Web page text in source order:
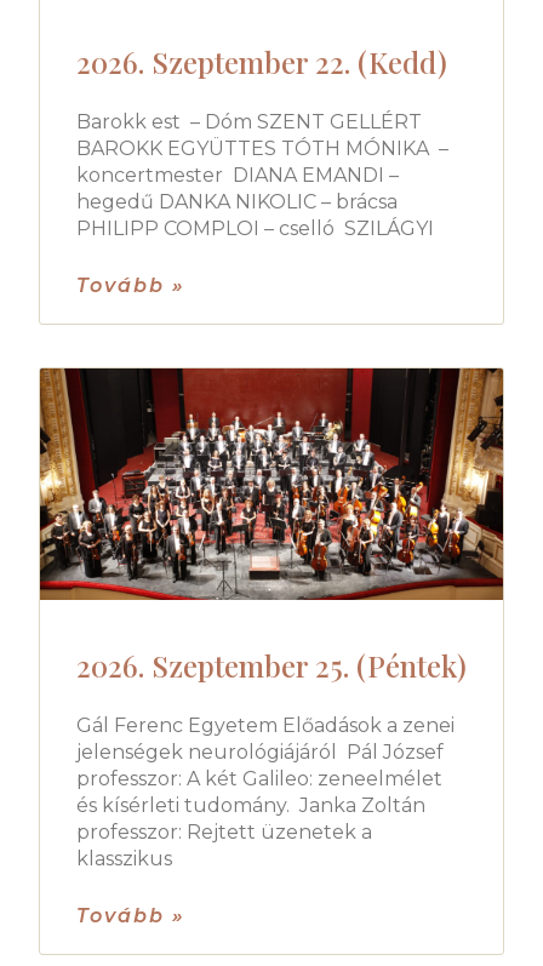
2026. Szeptember 22. (Kedd)
Barokk est – Dóm SZENT GELLÉRT
BAROKK EGYÜTTES TÓTH MÓNIKA –
koncertmester DIANA EMANDI –
hegedű DANKA NIKOLIC – brácsa
PHILIPP COMPLOI – cselló SZILÁGYI
Tovább »
2026. Szeptember 25. (Péntek)
Gál Ferenc Egyetem Előadások a zenei
jelenségek neurológiájáról Pál József
professzor: A két Galileo: zeneelmélet
és kísérleti tudomány. Janka Zoltán
professzor: Rejtett üzenetek a
klasszikus
Tovább »